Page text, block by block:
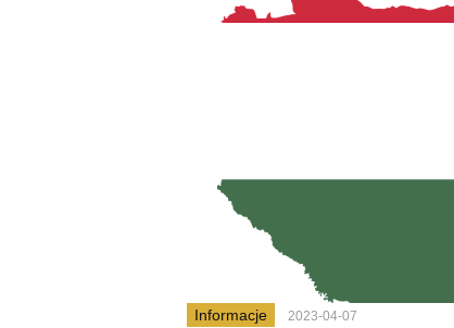
Informacje 2023-04-07